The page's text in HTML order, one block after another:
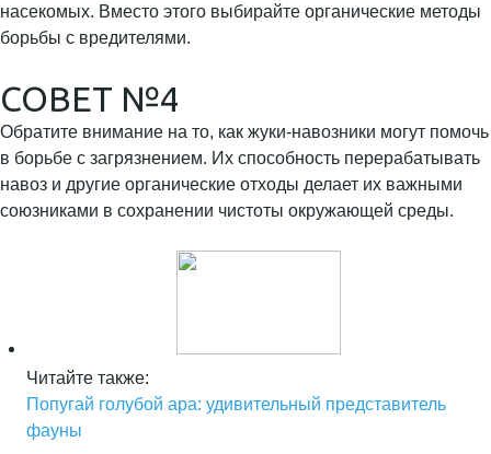
насекомых. Вместо этого выбирайте органические методы
борьбы с вредителями.
СОВЕТ №4
Обратите внимание на то, как жуки-навозники могут помочь
в борьбе с загрязнением. Их способность перерабатывать
навоз и другие органические отходы делает их важными
союзниками в сохранении чистоты окружающей среды.
Читайте также:
Попугай голубой ара: удивительный представитель
фауны